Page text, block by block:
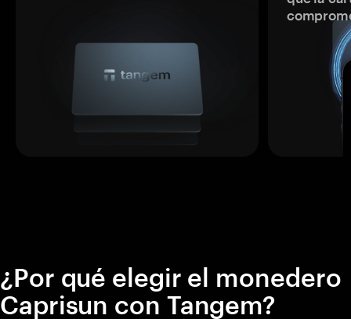
¿Por qué elegir el monedero
Caprisun con Tangem?